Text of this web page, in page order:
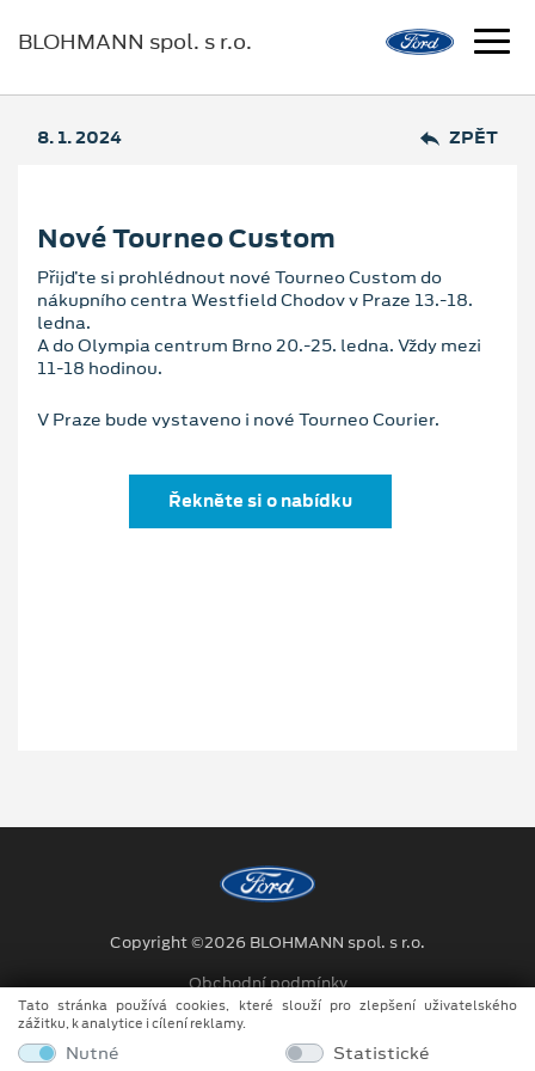
BLOHMANN spol. s r.o.
8. 1. 2024 ZPĚT
Nové Tourneo Custom
Přijďte si prohlédnout nové Tourneo Custom do
nákupního centra Westfield Chodov v Praze 13.-18.
ledna.
A do Olympia centrum Brno 20.-25. ledna. Vždy mezi
11-18 hodinou.
V Praze bude vystaveno i nové Tourneo Courier.
Řekněte si o nabídku
Copyright ©2026 BLOHMANN spol. s r.o.
Obchodní podmínky
Ochrana osobních údajů
Prohlášení o zpracování údajů konečných zákazníků
Tato stránka používá cookies, které slouží pro zlepšení uživatelského
zážitku, k analytice i cílení reklamy.
Nutné
Statistické